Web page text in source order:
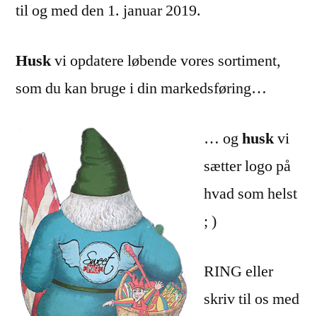
til og med den 1. januar 2019.
Huskvi opdatere løbende vores sortiment,
som du kan bruge i din markedsføring…
… oghuskvi
sætter logo på
hvad som helst
; )
RING eller
skriv til os med